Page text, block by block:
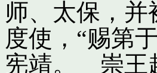
师、太保，
度使，“赐第
宪靖。 崇王